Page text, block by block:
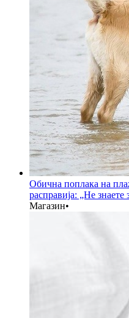
Обична поплака на
расправија: „Не знаете
Магазин•